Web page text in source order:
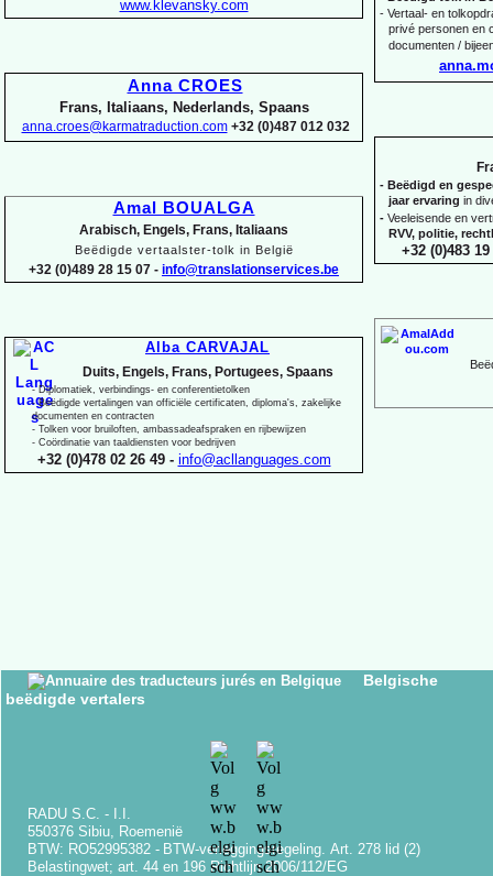
- Vertaal- en
privé personen en
documenten /
- Beëdigd en
jaar ervaring in
- Veeleisende en
RVV, politie,
+32 (0)483
www.klevansky.com
Anna CROES
Frans, Italiaans, Nederlands, Spaans
anna.croes@karmatraduction.com +32 (0)487 012 032
Amal BOUALGA
Arabisch, Engels, Frans, Italiaans
Beëdigde vertaalster-tolk in België
+32 (0)489 28 15 07 - info@translationservices.be
Alba CARVAJAL
Duits, Engels, Frans, Portugees, Spaans
-Diplomatiek, verbindings- en conferentietolken
-Beëdigde vertalingen van officiële certificaten, diploma's, zakelijke
documenten en contracten
- Tolken voor bruiloften, ambassadeafspraken en rijbewijzen
- Coördinatie van taaldiensten voor bedrijven
+32 (0)478 02 26 49 - info@acllanguages.com
Belgische
beëdigde vertalers
RADU S.C. - I.I.
550376 Sibiu, Roemenië
BTW: RO52995382 - BTW-verleggingsregeling. Art. 278 lid (2)
Belastingwet; art. 44 en 196 Richtlijn 2006/112/EG